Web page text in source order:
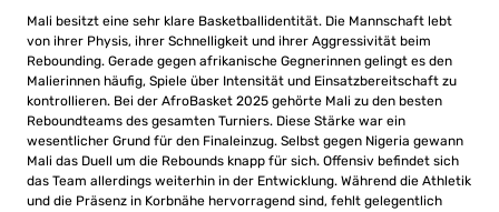
Mali besitzt eine sehr klare Basketballidentität. Die Mannschaft lebt
von ihrer Physis, ihrer Schnelligkeit und ihrer Aggressivität beim
Rebounding. Gerade gegen afrikanische Gegnerinnen gelingt es den
Malierinnen häufig, Spiele über Intensität und Einsatzbereitschaft zu
kontrollieren. Bei der AfroBasket 2025 gehörte Mali zu den besten
Reboundteams des gesamten Turniers. Diese Stärke war ein
wesentlicher Grund für den Finaleinzug. Selbst gegen Nigeria gewann
Mali das Duell um die Rebounds knapp für sich. Offensiv befindet sich
das Team allerdings weiterhin in der Entwicklung. Während die Athletik
und die Präsenz in Korbnähe hervorragend sind, fehlt gelegentlich